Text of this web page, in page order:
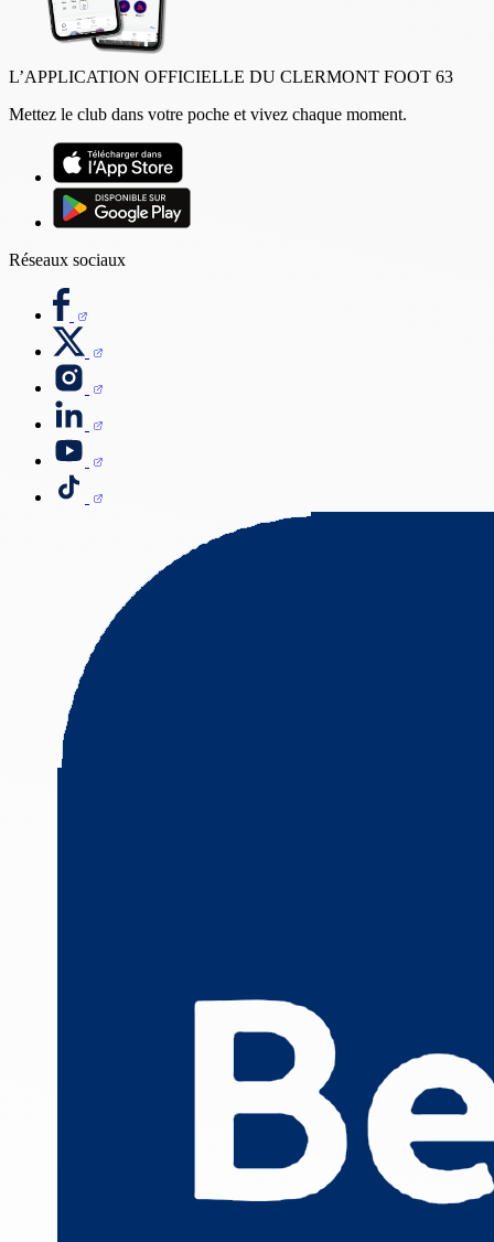
L’APPLICATION OFFICIELLE DU CLERMONT FOOT 63
Mettez le club dans votre poche et vivez chaque moment.
Réseaux sociaux